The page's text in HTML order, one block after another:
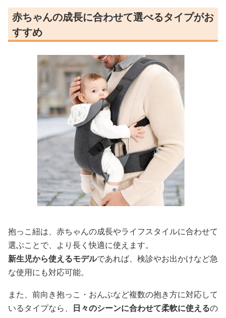
赤ちゃんの成長に合わせて選べるタイプがお
すすめ
抱っこ紐は、赤ちゃんの成長やライフスタイルに合わせて
選ぶことで、より長く快適に使えます。
新生児から使えるモデルであれば、検診やお出かけなど急
な使用にも対応可能。
また、前向き抱っこ・おんぶなど複数の抱き方に対応して
いるタイプなら、 日々のシーンに合わせて柔軟に使えるの